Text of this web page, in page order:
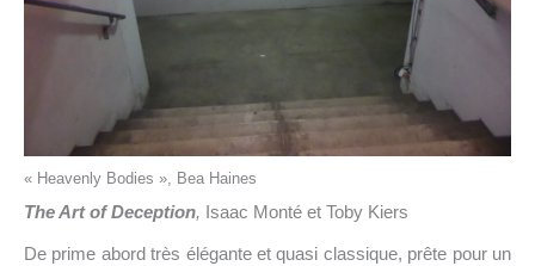
« Heavenly Bodies », Bea Haines
The Art of Deception, Isaac Monté et Toby Kiers
De prime abord très élégante et quasi classique, prête pour un